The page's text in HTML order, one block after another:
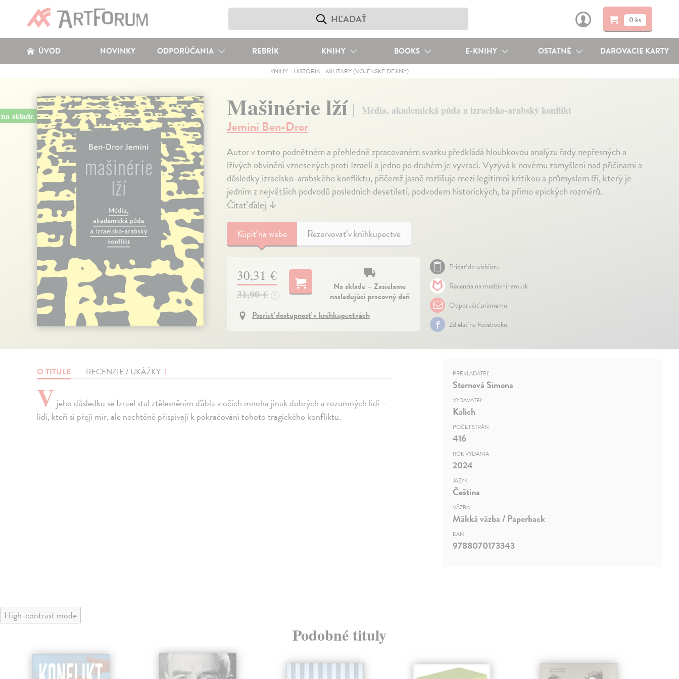
0 ks
ÚVOD NOVINKY ODPORÚČANIA REBRÍK KNIHY BOOKS E-KNIHY OSTATNÉ DAROVACIE KARTY
KNIHY- HISTÓRIA- MILITARY (VOJENSKÉ DEJINY)
na sklade Mašinérie lží Média, akademická půda a izraelsko-arabský konflikt
Jemini Ben-Dror
Autor v tomto podnětném a přehledně zpracovaném svazku předkládá hloubkovou analýzu řady nepřesných a
lživých obvinění vznesených proti Izraeli a jedno po druhém je vyvrací. Vyzývá k novému zamyšlení nad příčinami a
důsledky izraelsko-arabského konfliktu, přičemž jasně rozlišuje mezi legitimní kritikou a průmyslem lží, který je
jedním z největších podvodů posledních desetiletí, podvodem historických, ba přímo epických rozměrů.
Čítať ďalej↓
Kúpiťna webe Rezervovať v kníhkupectve
30,31 €
31,90 € ?
Na sklade – Zasielame
nasledujúci pracovný deň
Pozrieť dostupnosť v kníhkupectvách
Pridať do wishlistu
Recenzia na medziknihami.sk
Odporučiť známemu
Zdielať na Facebooku
O TITULE RECENZIE / UKÁŽKY 1
V jeho důsledku se Izrael stal ztělesněním ďábla v očích mnoha jinak dobrých a rozumných lidí –
lidí, kteří si přejí mír, ale nechtěně přispívají k pokračování tohoto tragického konfliktu.
PREKLADATEĽ
Sternová Simona
VYDAVATEĽ
Kalich
POČET STRÁN
416
ROK VYDANIA
2024
JAZYK
Čeština
VÄZBA
Mäkká väzba / Paperback
EAN
9788070173343
High-contrast mode
Podobné tituly